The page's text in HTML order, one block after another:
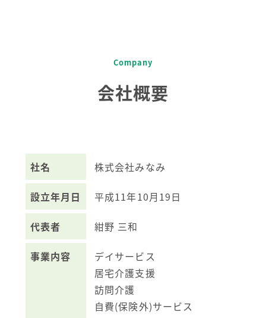
Company
会社概要
社名 株式会社みなみ
設立年月日 平成11年10月19日
代表者 紺野 三和
事業内容
デイサービス
居宅介護支援
訪問介護
自費(保険外)サービス